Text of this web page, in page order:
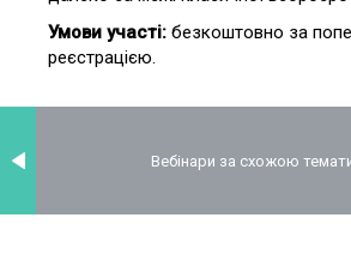
Умови участі: безкоштовно за
реєстрацією.
Вебінари за схожою